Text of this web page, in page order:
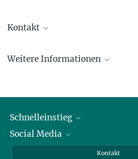
Kontakt
KoordinatorBioDiversum
Weitere Informationen
Schnelleinstieg
Alumni
Social Media
Kontakt